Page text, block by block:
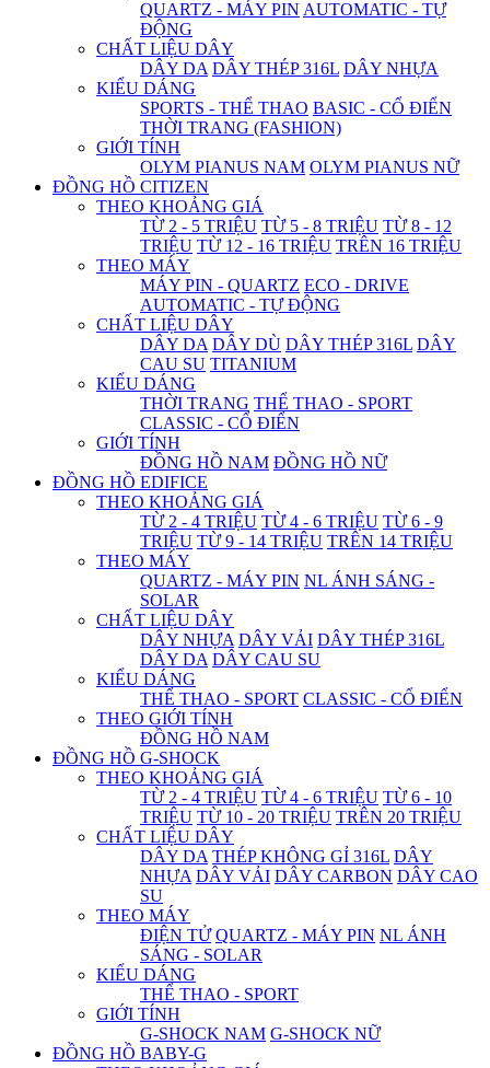
QUARTZ - MÁY PIN AUTOMATIC - TỰ
ĐỘNG
CHẤT LIỆU DÂY
DÂY DA DÂY THÉP 316L DÂY NHỰA
KIỂU DÁNG
SPORTS - THỂ THAO BASIC - CỔ ĐIỂN
THỜI TRANG (FASHION)
GIỚI TÍNH
OLYM PIANUS NAM OLYM PIANUS NỮ
ĐỒNG HỒ CITIZEN
THEO KHOẢNG GIÁ
TỪ 2 - 5 TRIỆU TỪ 5 - 8 TRIỆU TỪ 8 - 12
TRIỆU TỪ 12 - 16 TRIỆU TRÊN 16 TRIỆU
THEO MÁY
MÁY PIN - QUARTZ ECO - DRIVE
AUTOMATIC - TỰ ĐỘNG
CHẤT LIỆU DÂY
DÂY DA DÂY DÙ DÂY THÉP 316L DÂY
CAU SU TITANIUM
KIỂU DÁNG
THỜI TRANG THỂ THAO - SPORT
CLASSIC - CỔ ĐIỂN
GIỚI TÍNH
ĐỒNG HỒ NAM ĐỒNG HỒ NỮ
ĐỒNG HỒ EDIFICE
THEO KHOẢNG GIÁ
TỪ 2 - 4 TRIỆU TỪ 4 - 6 TRIỆU TỪ 6 - 9
TRIỆU TỪ 9 - 14 TRIỆU TRÊN 14 TRIỆU
THEO MÁY
QUARTZ - MÁY PIN NL ÁNH SÁNG -
SOLAR
CHẤT LIỆU DÂY
DÂY NHỰA DÂY VẢI DÂY THÉP 316L
DÂY DA DÂY CAU SU
KIỂU DÁNG
THỂ THAO - SPORT CLASSIC - CỔ ĐIỂN
THEO GIỚI TÍNH
ĐỒNG HỒ NAM
ĐỒNG HỒ G-SHOCK
THEO KHOẢNG GIÁ
TỪ 2 - 4 TRIỆU TỪ 4 - 6 TRIỆU TỪ 6 - 10
TRIỆU TỪ 10 - 20 TRIỆU TRÊN 20 TRIỆU
CHẤT LIỆU DÂY
DÂY DA THÉP KHÔNG GỈ 316L DÂY
NHỰA DÂY VẢI DÂY CARBON DÂY CAO
SU
THEO MÁY
ĐIỆN TỬ QUARTZ - MÁY PIN NL ÁNH
SÁNG - SOLAR
KIỂU DÁNG
THỂ THAO - SPORT
GIỚI TÍNH
G-SHOCK NAM G-SHOCK NỮ
ĐỒNG HỒ BABY-G